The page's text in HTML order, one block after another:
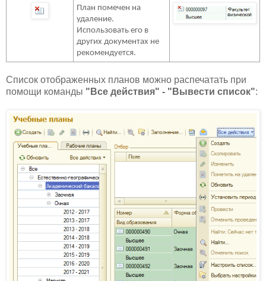
План помечен на
удаление.
Использовать его в
других документах не
рекомендуется.
Список отображенных планов можно распечатать при
помощи команды "Все действия" - "Вывести список":